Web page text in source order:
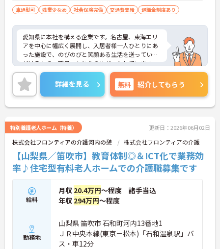
車通勤可 残業少なめ 社会保険完備 交通費支給 退職金制度あり
愛知県に本社を構える企業です。名古屋、東海エリ
アを中心に幅広く展開し、入居者様一人ひとりにあ
った施設で、のびのびと笑顔ある生活を送っていた
だけるよう、職員一丸となりサポートしています。
介護士のほか管理栄養士や音楽療法士など、さまざ
まな専門知識を持ったスタッフが在籍し、各セクシ
ョンの垣根を超えて連携もしっかりとあり、相談し
やすい環境です。現場のICT化も進んでおり、iPadを
使ってケア記録ができるシステムを導入したり、Blu
業務の負担、効率化にも力を入れいています。その
分残業も少なくなり、また、ご利用者様との時間も
大切にしていただけます。ご興味のある方は、お気
軽にお問い合わせください。
詳細を見る 無料 紹介してもらう
特別養護老人ホーム（特養） 更新日：2026年06月02日
株式会社フロンティアの介護河内の憩 株式会社フロンティアの介護
【山梨県／笛吹市】教育体制◎＆ICT化で業務効
率♪住宅型有料老人ホームでの介護職募集です
給料
月収 20.4万円～程度 諸手当込
年収 294万円～程度
勤務地
山梨県 笛吹市 石和町河内13番地1
ＪＲ中央本線(東京－松本)「石和温泉駅」バ
ス・車12分